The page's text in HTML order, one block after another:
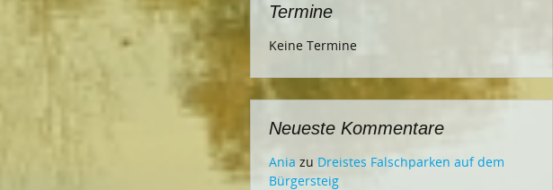
Termine
Keine Termine
Neueste Kommentare
Ania zu Dreistes Falschparken auf dem
Bürgersteig